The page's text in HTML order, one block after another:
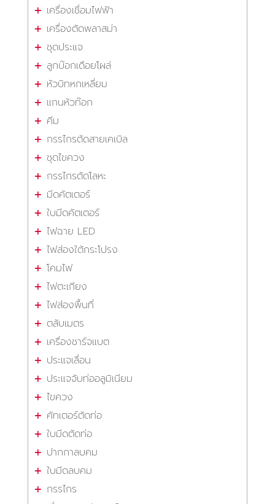
เครื่องเชื่อมไฟฟ้า
เครื่องตัดพลาสม่า
ชุดประแจ
ลูกบ๊อกเดือยโผล่
หัวบิทหกเหลี่ยม
แกนหัวท๊อก
คีม
กรรไกรตัดสายเคเบิล
ชุดไขควง
กรรไกรตัดโลหะ
มีดคัตเตอร์
ใบมีดคัตเตอร์
ไฟฉาย LED
ไฟส่องใต้กระโปรง
โคมไฟ
ไฟตะเกียง
ไฟส่องพื้นที่
ตลับเมตร
เครื่องชาร์จแบต
ประแจเลื่อน
ประแจจับท่ออลูมิเนียม
ไขควง
คัทเตอร์ตัดท่อ
ใบมีดตัดท่อ
ปากกาลบคม
ใบมีดลบคม
กรรไกร